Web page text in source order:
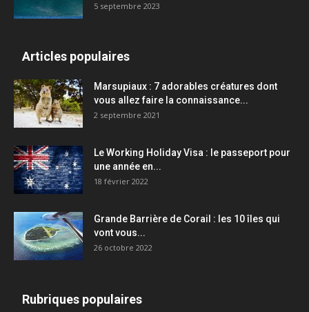
5 septembre 2023
Articles populaires
Marsupiaux : 7 adorables créatures dont
vous allez faire la connaissance...
2 septembre 2021
Le Working Holiday Visa : le passeport pour
une année en...
18 février 2022
Grande Barrière de Corail : les 10 îles qui
vont vous...
26 octobre 2022
Rubriques populaires